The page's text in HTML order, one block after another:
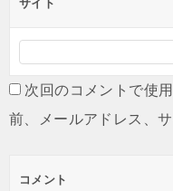
サイト
次回のコメントで使
前、メールアドレス、
コメント